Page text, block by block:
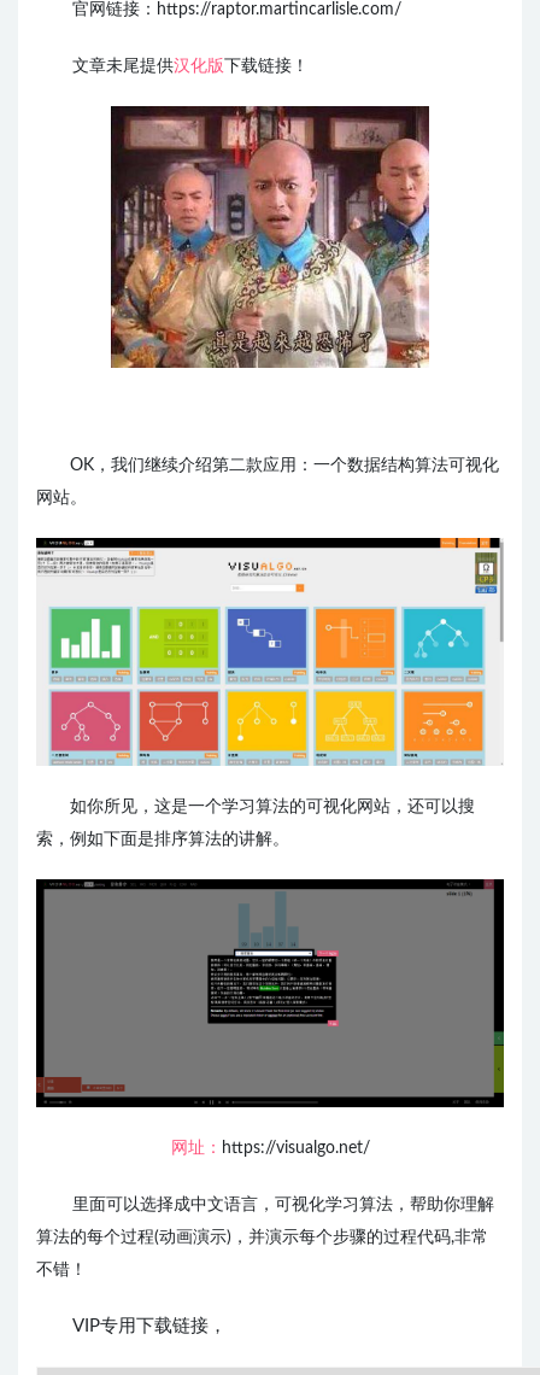
官网链接：https://raptor.martincarlisle.com/
文章未尾提供汉化版 下载链接！
OK，我们继续介绍第二款应用：一个数据结构算法可视化
网站。
如你所见，这是一个学习算法的可视化网站，还可以搜
索，例如下面是排序算法的讲解。
网址： https://visualgo.net/
里面可以选择成中文语言，可视化学习算法，帮助你理解
算法的每个过程(动画演示)，并演示每个步骤的过程代码,非常
不错！
VIP专用下载链接，